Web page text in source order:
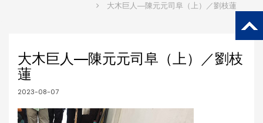
大木巨人—陳元元司阜（上）／劉枝蓮
大木巨人—陳元元司阜（上）／劉枝
蓮
2023-08-07